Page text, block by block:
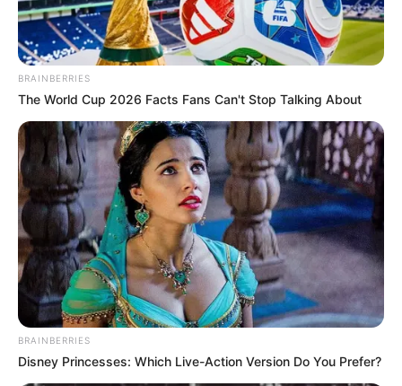
Magyar Pétert durván kiosztotta Bárdosi Sándor
Bárdosi Sándor keményen nekiment Magyar
BRAINBERRIES
The World Cup 2026 Facts Fans Can't Stop Talking About
BRAINBERRIES
Disney Princesses: Which Live-Action Version Do You Prefer?